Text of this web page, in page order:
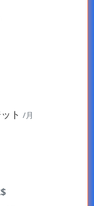
ト
15